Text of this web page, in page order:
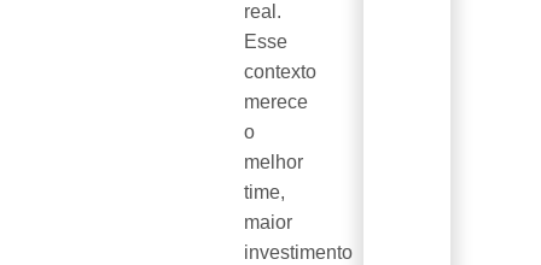
real.
Esse
contexto
merece
o
melhor
time,
maior
investimento